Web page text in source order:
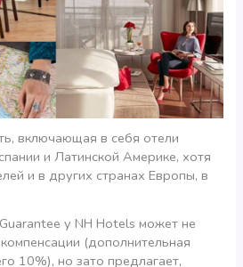
включающая в себя отели
и Латинской Америке, хотя
и в других странах Европы, в
у NH Hotels может не
(дополнительная
10%), но зато предлагает,